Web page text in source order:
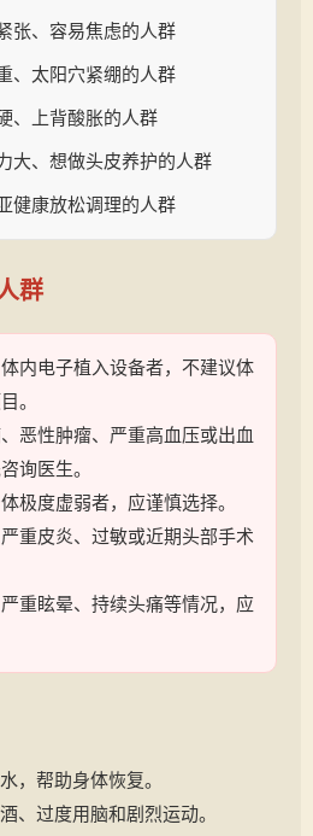
张、容易焦虑的人群
、太阳穴紧绷的人群
、上背酸胀的人群
大、想做头皮养护的人群
健康放松调理的人群
群
内电子植入设备者，不建议体
。
恶性肿瘤、严重高血压或出血
询医生。
极度虚弱者，应谨慎选择。
重皮炎、过敏或近期头部手术
重眩晕、持续头痛等情况，应
，帮助身体恢复。
、过度用脑和剧烈运动。